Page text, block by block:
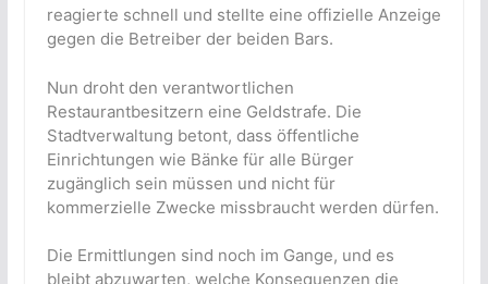
reagierte schnell und stellte eine offizielle Anzeige
gegen die Betreiber der beiden Bars.
Nun droht den verantwortlichen
Restaurantbesitzern eine Geldstrafe. Die
Stadtverwaltung betont, dass öffentliche
Einrichtungen wie Bänke für alle Bürger
zugänglich sein müssen und nicht für
kommerzielle Zwecke missbraucht werden dürfen.
Die Ermittlungen sind noch im Gange, und es
bleibt abzuwarten, welche Konsequenzen die